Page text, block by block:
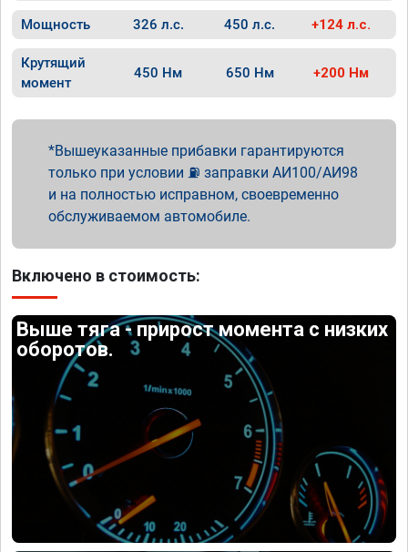
Мощность 326 л.с. 450 л.с. +124 л.с.
Крутящий
момент
450 Нм 650 Нм +200 Нм
Вышеуказанные прибавки гарантируются
только при условии ⛽ заправки АИ100/АИ98
и на полностью исправном, своевременно
обслуживаемом автомобиле.
Включено в стоимость:
Выше тяга - прирост момента с низких
оборотов.